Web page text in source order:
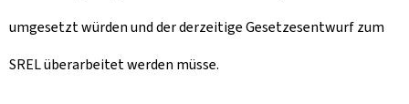
umgesetzt würden und der derzeitige Gesetzesentwurf zum
SREL überarbeitet werden müsse.